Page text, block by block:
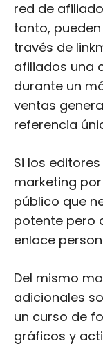
red de
tanto,
través de
afiliados una
durante un
ventas
referencia
Si los
marketing
público que
potente pero
enlace
Del mismo
adicionales
un curso de
gráficos y